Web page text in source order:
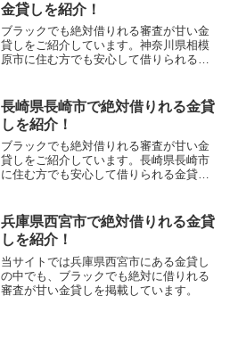
金貸しを紹介！
ブラックでも絶対借りれる審査が甘い金
貸しをご紹介しています。神奈川県相模
原市に住む方でも安心して借りられる金
ではなく、国または神奈川県相模原市で
貸金業登録をしている正規...
長崎県長崎市で絶対借りれる金貸
しを紹介！
ブラックでも絶対借りれる審査が甘い金
貸しをご紹介しています。長崎県長崎市
に住む方でも安心して借りられる金貸し
はなく、国または長崎県長崎市で貸金業
登録をしている正規の金貸し...
兵庫県西宮市で絶対借りれる金貸
しを紹介！
当サイトでは兵庫県西宮市にある金貸し
の中でも、ブラックでも絶対に借りれる
審査が甘い金貸しを掲載しています。